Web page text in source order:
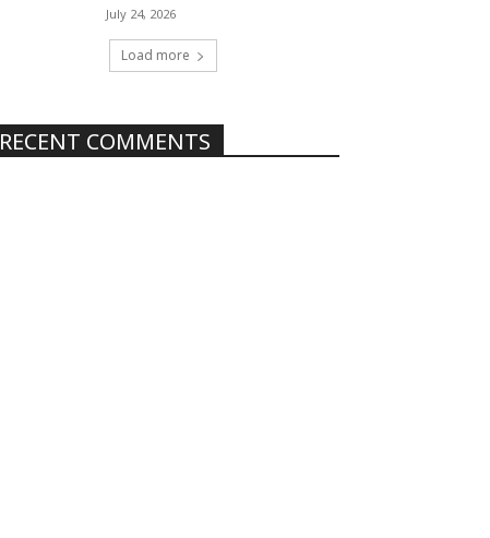
July 24, 2026
Load more
RECENT COMMENTS